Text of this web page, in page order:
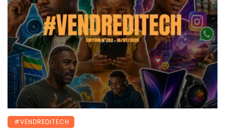
#VENDREDITECH